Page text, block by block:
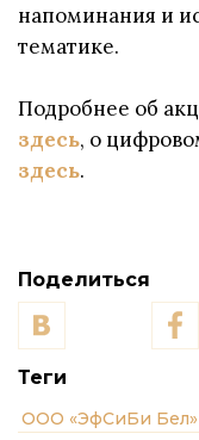
напоминания и
тематике.
Подробнее об
здесь, о
здесь.
Поделиться
Теги
ООО «ЭфСиБи Бел»